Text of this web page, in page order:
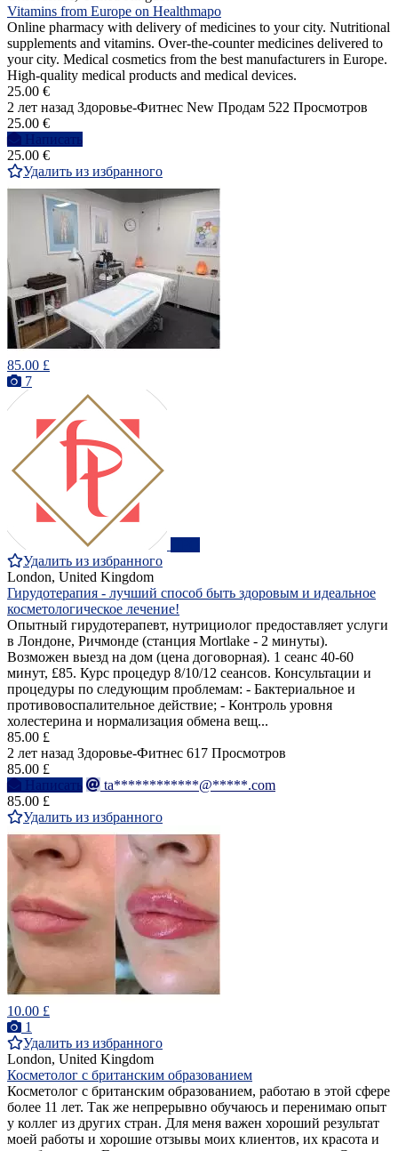
Vitamins from Europe on Healthmapo
Online pharmacy with delivery of medicines to your city. Nutritional
supplements and vitamins. Over-the-counter medicines delivered to
your city. Medical cosmetics from the best manufacturers in Europe.
High-quality medical products and medical devices.
25.00 €
2 лет назад Здоровье-Фитнес New Продам 522 Просмотров
25.00 €
Написать
25.00 €
Удалить из избранного
85.00 £
7
Удалить из избранного
London, United Kingdom
Гирудотерапия - лучший способ быть здоровым и идеальное
косметологическое лечение!
Опытный гирудотерапевт, нутрициолог предоставляет услуги
в Лондоне, Ричмонде (станция Mortlake - 2 минуты).
Возможен выезд на дом (цена договорная). 1 сеанс 40-60
минут, £85. Курс процедур 8/10/12 сеансов. Консультации и
процедуры по следующим проблемам: - Бактериальное и
противовоспалительное действие; - Контроль уровня
холестерина и нормализация обмена вещ...
85.00 £
2 лет назад Здоровье-Фитнес 617 Просмотров
85.00 £
Написать
ta************@*****.com
85.00 £
Удалить из избранного
10.00 £
1
Удалить из избранного
London, United Kingdom
Косметолог с британским образованием
Косметолог с британским образованием, работаю в этой сфере
более 11 лет. Так же непрерывно обучаюсь и перенимаю опыт
у коллег из других стран. Для меня важен хороший результат
моей работы и хорошие отзывы моих клиентов, их красота и